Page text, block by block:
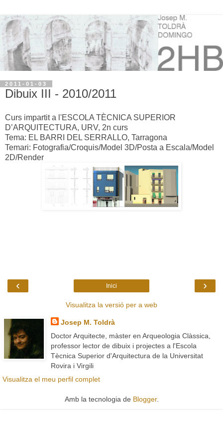
2011-01-03
Dibuix III - 2010/2011
Curs impartit a l'ESCOLA TÈCNICA SUPERIOR
D’ARQUITECTURA, URV, 2n curs
Tema: EL BARRI DEL SERRALLO, Tarragona
Temari: Fotografia/Croquis/Model 3D/Posta a Escala/Model
2D/Render
‹ ›
Inici
Visualitza la versió per a web
Josep M. Toldrà
Doctor Arquitecte, màster en Arqueologia Clàssica,
professor lector de dibuix i projectes a l'Escola
Tècnica Superior d'Arquitectura de la Universitat
Rovira i Virgili
Visualitza el meu perfil complet
Amb la tecnologia de Blogger.